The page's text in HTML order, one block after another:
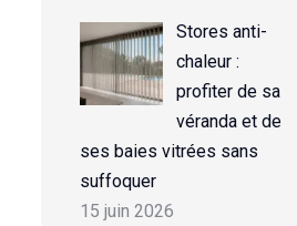
Stores anti-
chaleur :
profiter de sa
véranda et de
ses baies vitrées sans
suffoquer
15 juin 2026